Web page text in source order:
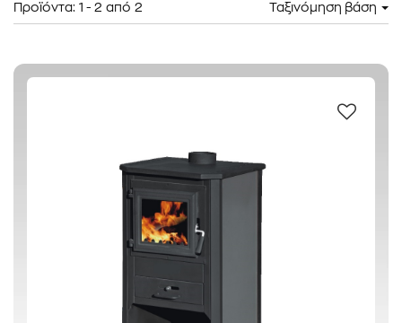
Προϊόντα: 1 - 2 από 2 Ταξινόμηση βάση